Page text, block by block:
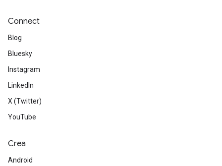
Connect
Blog
Bluesky
Instagram
LinkedIn
X (Twitter)
YouTube
Crea
Android